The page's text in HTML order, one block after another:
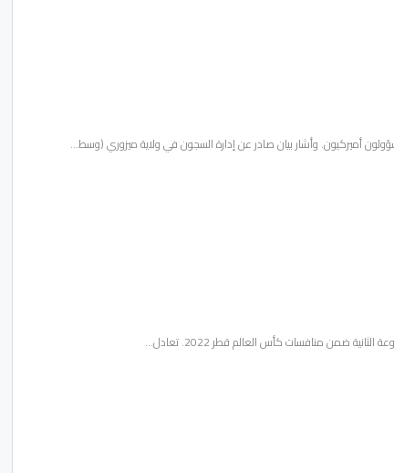
أميركيون. وأشار بيان صادر عن إدارة السجون في ولاية ميزوري (وسط…